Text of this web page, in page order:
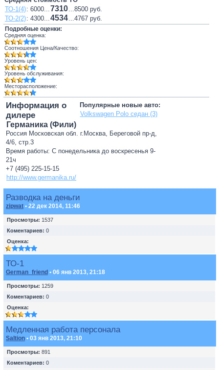
ТО-1(4): 6000...7310...8500 руб.
ТО-2(2): 4300...4534...4767 руб.
Подробные оценки:
Средняя оценка:
Соотношения Цена/Качество:
Уровень цен:
Уровень обслуживания:
Месторасположение:
Популярные новые авто:
Volkswagen Polo седан (3)
Информация о
дилере
Германика (Фили)
Россия Московская обл. г.Москва, Береговой пр-д,
4/6, стр.3
Время работы: С понедельника до воскресенья 9-
21ч
+7 (495) 225-15-15
http://www.germanika.ru/
Разводка на деньги
zipwat • 22 дек 2014, 11:46
Просмотры: 1537
Коментариев: 0
Оценка:
ТО-1
German_friend • 06 янв 2013, 21:18
Просмотры: 1259
Коментариев: 0
Оценка:
Медленная работа персонала
Saltion • 03 янв 2013, 21:10
Просмотры: 891
Коментариев: 0